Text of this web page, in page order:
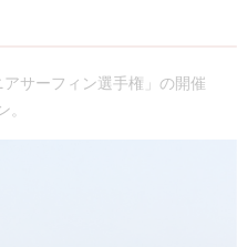
サーフィン選手権」の開催